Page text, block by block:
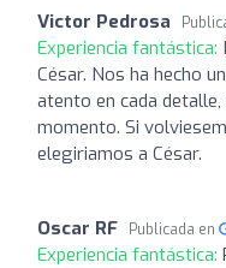
Victor Pedrosa
Experiencia fantástica:
César. Nos ha hecho
atento en cada
momento. Si
elegiriamos a César.
Oscar RF Publicada en
Experiencia fantástica: